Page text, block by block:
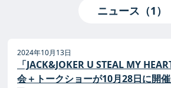
ニュース（1）
2024年10月13日
「JACK&JOKER U STEAL MY
会＋トークショーが10月28日に開催